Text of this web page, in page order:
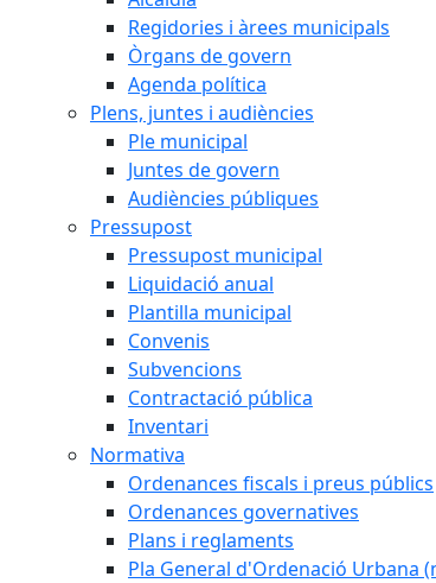
Regidories i àrees municipals
Òrgans de govern
Agenda política
Plens, juntes i audiències
Ple municipal
Juntes de govern
Audiències públiques
Pressupost
Pressupost municipal
Liquidació anual
Plantilla municipal
Convenis
Subvencions
Contractació pública
Inventari
Normativa
Ordenances fiscals i preus públics
Ordenances governatives
Plans i reglaments
Pla General d'Ordenació Urbana